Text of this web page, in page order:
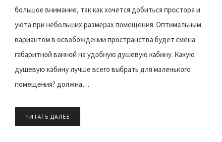
большое внимание, так как хочется добиться простора и
уюта при небольших размерах помещения. Оптимальным
вариантом в освобождении пространства будет смена
габаритной ванной на удобную душевую кабину. Какую
душевую кабину лучше всего выбрать для маленького
помещения? должна…
ЧИТАТЬ ДАЛЕЕ